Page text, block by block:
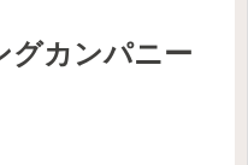
グカンパニー